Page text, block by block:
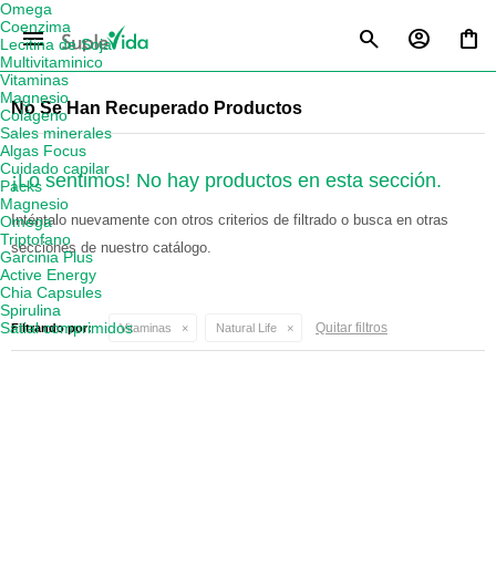
menu
No Se Han Recuperado Productos
¡Lo sentimos! No hay productos en esta sección.
Inténtalo nuevamente con otros criterios de filtrado o busca en otras
secciones de nuestro catálogo.
Filtrando por: Vitaminas Natural Life Quitar filtros
Omega
Coenzima
Lecitina de Soja
Multivitaminico
Vitaminas
Magnesio
Colágeno
Sales minerales
Algas Focus
Cuidado capilar
Packs
Magnesio
Omega
Triptofano
Garcinia Plus
Active Energy
Chia Capsules
Spirulina
Satial comprimidos